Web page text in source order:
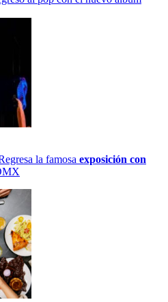
la famosa exposición con